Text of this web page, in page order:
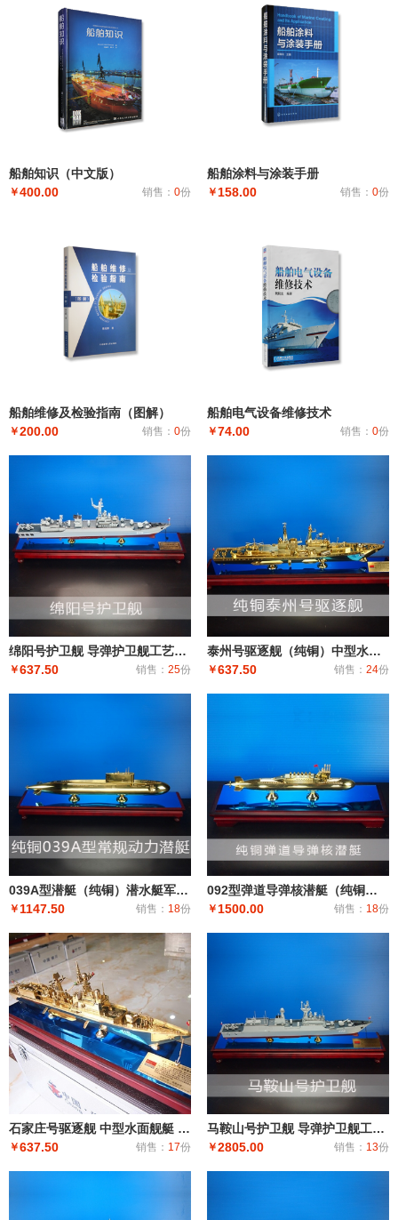
船舶知识（中文版）
￥400.00 销售： 0份
船舶涂料与涂装手册
￥ 158.00 销售： 0份
船舶维修及检验指南（图解）
￥200.00 销售： 0份
船舶电气设备维修技术
￥74.00 销售： 0份
绵阳号护卫舰 导弹护卫舰工艺船航模纪念摆件展览收藏品送礼
￥637.50 销售： 25份
泰州号驱逐舰（纯铜）中型水面舰艇 军事海军舰艇模型 工艺船航模纪念摆件展览收藏品送
￥637.50 销售： 24份
039A型潜艇（纯铜）潜水艇军舰|潜水船|中型或小型（袖珍潜艇、潜水器）和水下自动机械装置
￥ 1147.50 销售： 18份
092型弹道导弹核潜艇（纯铜）潜艇潜水艇军舰|潜水船|中型或小型（袖珍潜艇、潜水器）和水下自动机械装
￥ 1500.00 销售： 18份
石家庄号驱逐舰 中型水面舰艇 军事海军舰艇模型 工艺船航模纪念摆件展览收藏品送
￥637.50 销售： 17份
马鞍山号护卫舰 导弹护卫舰工艺船航模纪念摆件展览收藏品送礼
￥2805.00 销售： 13份